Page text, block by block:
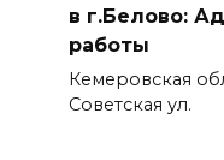
в г.Белово:
работы
Кемеровская
Советская ул.